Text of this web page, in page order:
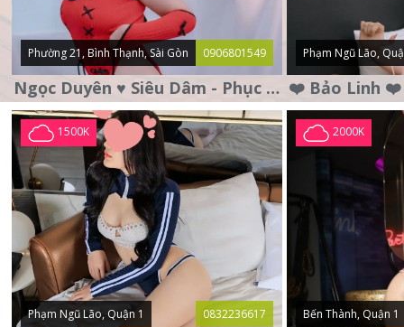
Phường 21, Bình Thạnh, Sài Gòn 0906801549
Ngọc Duyên ♥️ Siêu Dâm - Phục Vụ Tận Tình - Chu Đáo
Phạm Ngũ Lão,
1500K
Phạm Ngũ Lão, Quận 1 0832236617
2000K
Bến Thành, Quận 1